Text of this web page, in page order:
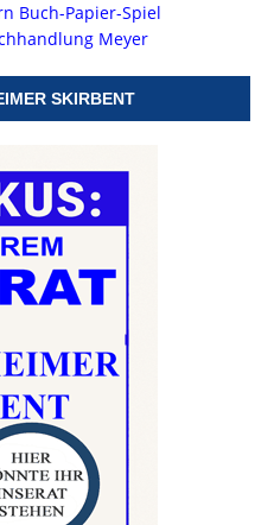
Buch-Papier-Spiel
Meyer
SKIRBENT